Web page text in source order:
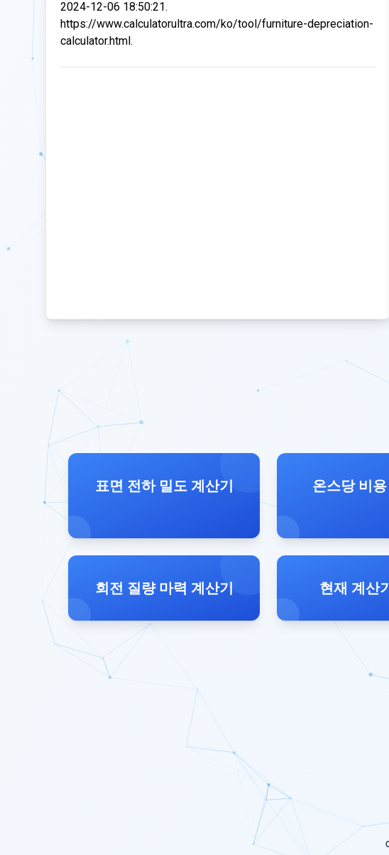
2024-12-06 18:50:21.
https://www.calculatorultra.com/ko/tool/furniture-depreciation-
calculator.html.
표면 전하 밀도 계산기 온스당 비
회전 질량 마력 계산기 현재 계산